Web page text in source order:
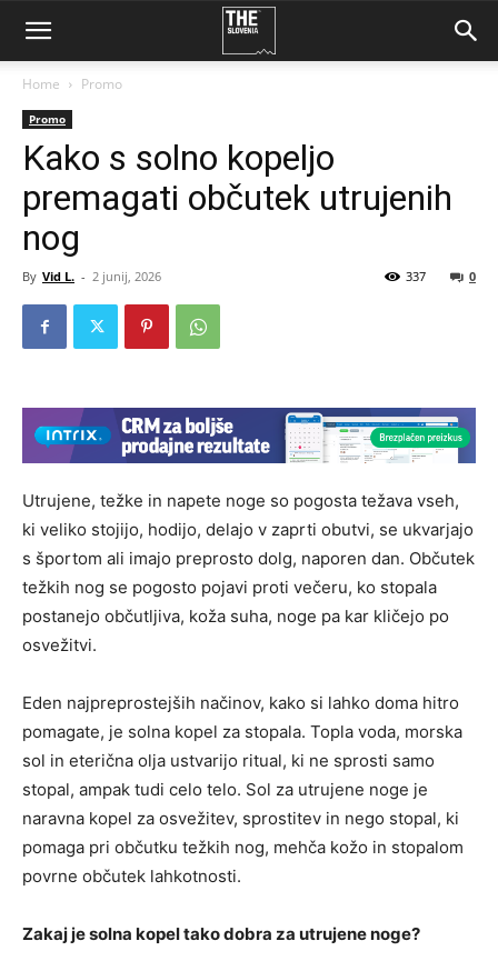
Home Promo
Promo
Kako s solno kopeljo
premagati občutek utrujenih
nog
By Vid L. - 2 junij, 2026 0
337
Utrujene, težke in napete noge so pogosta težava vseh,
ki veliko stojijo, hodijo, delajo v zaprti obutvi, se ukvarjajo
s športom ali imajo preprosto dolg, naporen dan. Občutek
težkih nog se pogosto pojavi proti večeru, ko stopala
postanejo občutljiva, koža suha, noge pa kar kličejo po
osvežitvi.
Eden najpreprostejših načinov, kako si lahko doma hitro
pomagate, je solna kopel za stopala. Topla voda, morska
sol in eterična olja ustvarijo ritual, ki ne sprosti samo
stopal, ampak tudi celo telo. Sol za utrujene noge je
naravna kopel za osvežitev, sprostitev in nego stopal, ki
pomaga pri občutku težkih nog, mehča kožo in stopalom
povrne občutek lahkotnosti.
Zakaj je solna kopel tako dobra za utrujene noge?